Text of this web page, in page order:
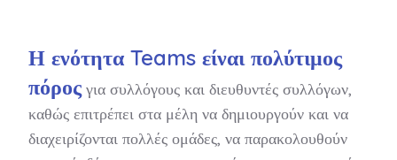
Η ενότητα Teams είναι πολύτιμος
πόρος για συλλόγους και διευθυντές συλλόγων,
καθώς επιτρέπει στα μέλη να δημιουργούν και να
διαχειρίζονται πολλές ομάδες, να παρακολουθούν